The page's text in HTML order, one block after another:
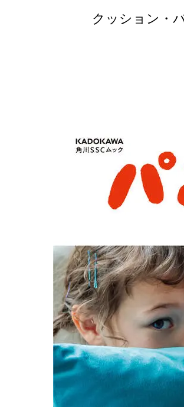
クッション・